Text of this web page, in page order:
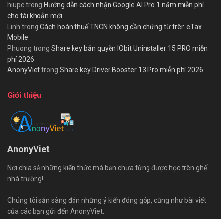
hiupctrong Hướng dẫn cách nhận Google AI Pro 1 năm miễn phí
cho tài khoản mới
Linh trong Cách hoàn thuế TNCN không cần chứng từ trên eTax
Mobile
Phuong trong Share key bản quyền IObit Uninstaller 15 PRO miễn
phí 2026
AnonyViettrong Share key Driver Booster 13 Pro miễn phí 2026
Giới thiệu
AnonyViet
Nơi chia sẻ những kiến thức mà bạn chưa từng được học trên ghế
nhà trường!
Chúng tôi sẵn sàng đón những ý kiến đóng góp, cũng như bài viết
của các bạn gửi đến AnonyViet.